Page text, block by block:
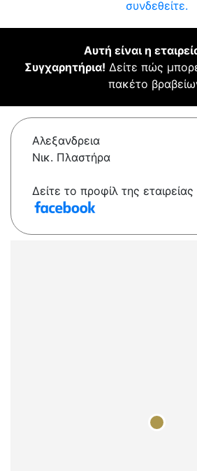
συνδεθείτε.
Αυτή είναι η
Συγχαρητήρια! Δείτε πώς
πακέτο
Αλεξανδρεια
Νικ. Πλαστήρα
Δείτε το προφίλ της